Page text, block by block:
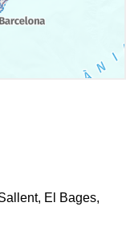
El Bages,